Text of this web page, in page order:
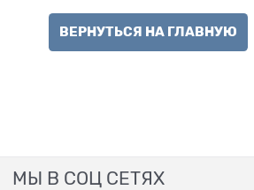
ВЕРНУТЬСЯ НА ГЛАВНУЮ
МЫ В СОЦ СЕТЯХ